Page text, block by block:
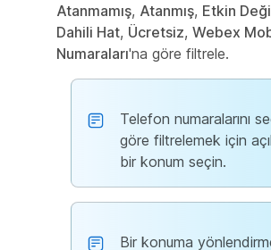
Atanmamış, Atanmış, Etkin
Dahili Hat, Ücretsiz, Webex
Numaraları'na göre filtrele.
Telefon numaralarını
göre filtrelemek için
bir konum seçin.
Bir konuma